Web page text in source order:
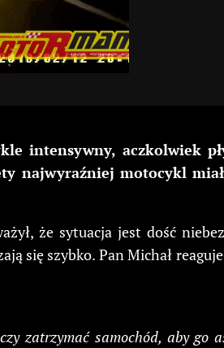
intensywny, aczkolwiek
najwyraźniej motocykl
że sytuacja jest dość
się szybko. Pan Michał
zatrzymać samochód, aby go